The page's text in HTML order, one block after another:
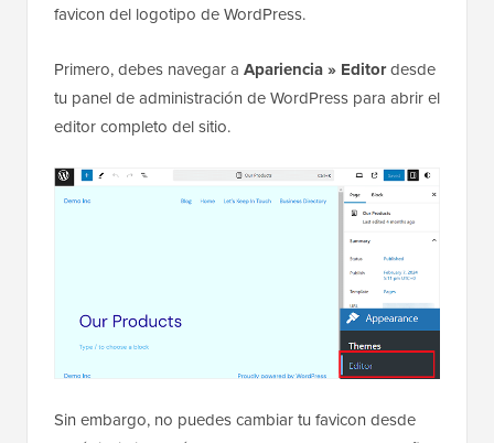
favicon del logotipo de WordPress.
Primero, debes navegar a Apariencia » Editordesde
tu panel de administración de WordPress para abrir el
editor completo del sitio.
Sin embargo, no puedes cambiar tu favicon desde